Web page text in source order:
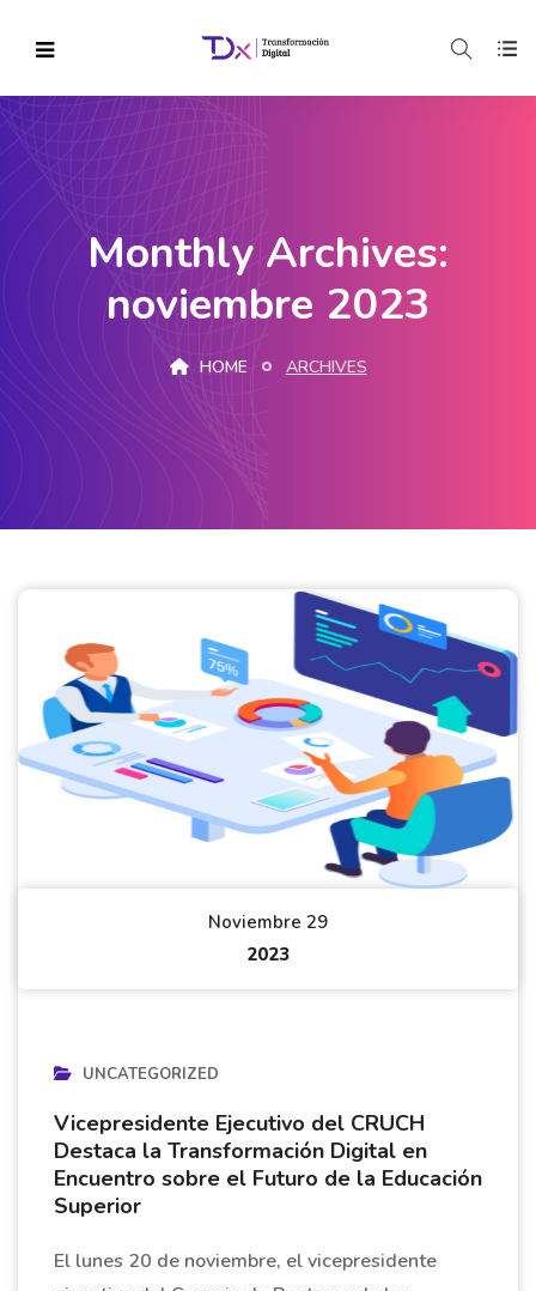
Monthly Archives:
noviembre 2023
HOME ARCHIVES
Noviembre 29
2023
UNCATEGORIZED
Vicepresidente Ejecutivo del CRUCH
Destaca la Transformación Digital en
Encuentro sobre el Futuro de la Educación
Superior
El lunes 20 de noviembre, el vicepresidente